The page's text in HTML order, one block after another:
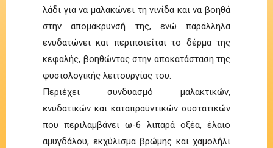
λάδι για να μαλακώνει τη νινίδα και να βοηθά
στην απομάκρυνσή της, ενώ παράλληλα
ενυδατώνει και περιποιείται το δέρμα της
κεφαλής, βοηθώντας στην αποκατάσταση της
φυσιολογικής λειτουργίας του.
Περιέχει συνδυασμό μαλακτικών,
ενυδατικών και καταπραϋντικών συστατικών
που περιλαμβάνει ω-6 λιπαρά οξέα, έλαιο
αμυγδάλου, εκχύλισμα βρώμης και χαμολήλι